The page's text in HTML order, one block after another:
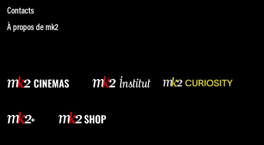
Contacts
À propos de mk2